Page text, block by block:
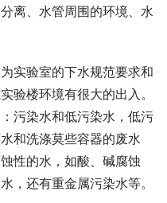
离、水管周围的环境、水
实验室的下水规范要求和
验楼环境有很大的出入。
污染水和低污染水，低污
和洗涤莫些容器的废水
性的水，如酸、碱腐蚀
，还有重金属污染水等。